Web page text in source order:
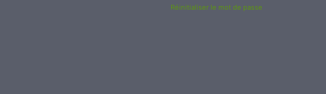
Réinitialiser le mot de passe